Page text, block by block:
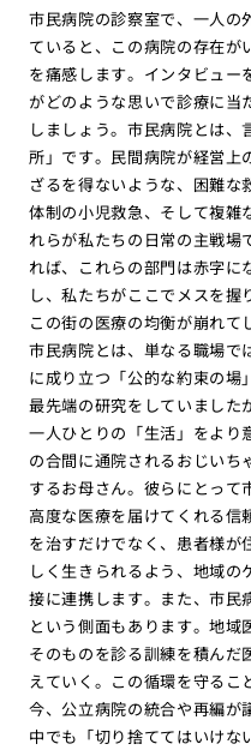
市民病院の診察室で、一人の
ていると、この病院の存在が
を痛感します。インタビュー
がどのような思いで診療に当
しましょう。市民病院とは
所」です。民間病院が経営上
ざるを得ないような、困難な
体制の小児救急、そして複雑
れらが私たちの日常の主戦場
れば、これらの部門は赤字に
し、私たちがここでメスを握
この街の医療の均衡が崩れて
市民病院とは、単なる職場で
に成り立つ「公的な約束の場
最先端の研究をしていました
一人ひとりの「生活」をより
の合間に通院されるおじいち
するお母さん。彼らにとって
高度な医療を届けてくれる信
を治すだけでなく、患者様が
しく生きられるよう、地域
接に連携します。また、市民
という側面もあります。地域
そのものを診る訓練を積んだ
えていく。この循環を守るこ
今、公立病院の統合や再編が
中でも「切り捨ててはいけな